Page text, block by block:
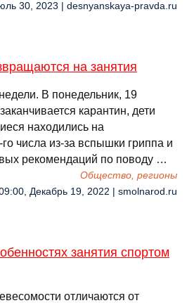
30, 2023 | desnyanskaya-pravda.ru
на занятия
В понедельник, 19
карантин, дети
находились на
числа из-за вспышки гриппа и
рекомендаций по поводу …
Общество, регионы
Декабрь 19, 2022 | smolnarod.ru
занятия спортом
отличаются от